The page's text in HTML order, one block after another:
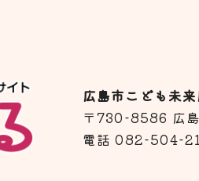
広島市こども未
〒730-8586 広
電話 082-504-